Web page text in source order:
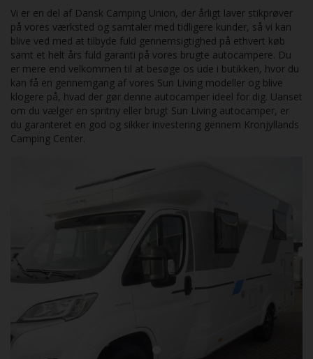
opvejning til 4.100 kg får du samtidig ekstra fleksibilitet til
bagage og udstyr.
Modellen er et oplagt valg for både førstegangskøbere og
erfarne campister, der ønsker en driftssikker autocamper med
moderne udstyr og høj brugsværdi.Leasing forslag i 24
måneder, Førstegangs ydelse inkl. moms 193.738,-
månedlig ydelse inkl. moms 4.645,-
Vi er en del af Dansk Camping Union, der årligt laver stikprøver
på vores værksted og samtaler med tidligere kunder, så vi kan
blive ved med at tilbyde fuld gennemsigtighed på ethvert køb
samt et helt års fuld garanti på vores brugte autocampere. Du
er mere end velkommen til at besøge os ude i butikken, hvor du
kan få en gennemgang af vores Sun Living modeller og blive
klogere på, hvad der gør denne autocamper ideel for dig. Uanset
om du vælger en spritny eller brugt Sun Living autocamper, er
du garanteret en god og sikker investering gennem Kronjyllands
Camping Center.